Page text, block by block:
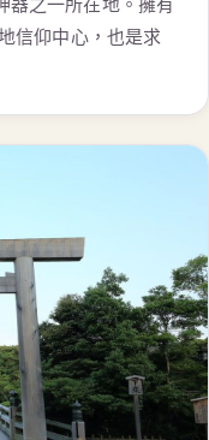
信仰中心，也是求